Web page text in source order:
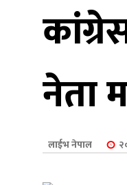
नेता
लाईभ नेपाल